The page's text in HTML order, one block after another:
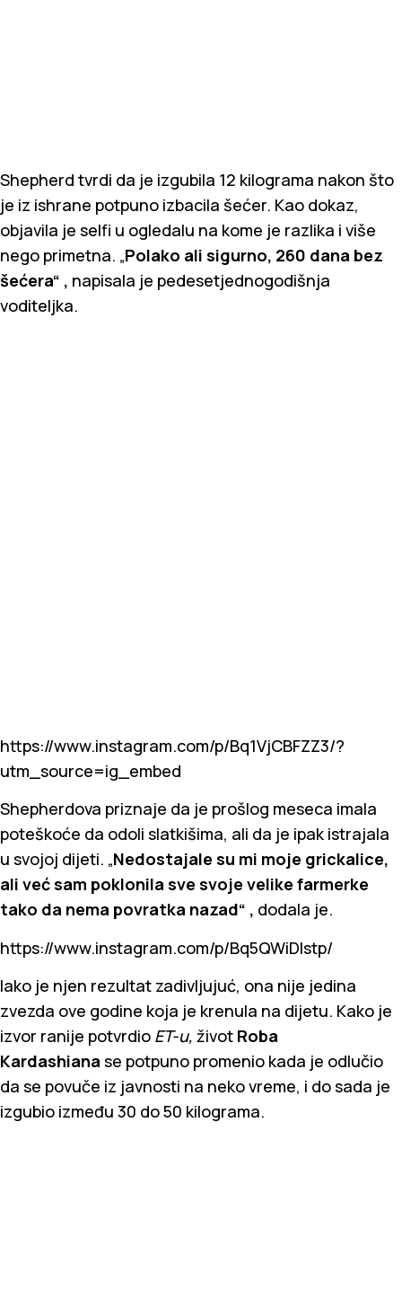
Shepherd tvrdi da je izgubila 12 kilograma nakon što
je iz ishrane potpuno izbacila šećer. Kao dokaz,
objavila je selfi u ogledalu na kome je razlika i više
nego primetna. „Polako ali sigurno, 260 dana bez
šećera“ , napisala je pedesetjednogodišnja
voditeljka.
https://www.instagram.com/p/Bq1VjCBFZZ3/?
utm_source=ig_embed
Shepherdova priznaje da je prošlog meseca imala
poteškoće da odoli slatkišima, ali da je ipak istrajala
u svojoj dijeti. „Nedostajale su mi moje grickalice,
ali već sam poklonila sve svoje velike farmerke
tako da nema povratka nazad“ , dodala je.
https://www.instagram.com/p/Bq5QWiDlstp/
Iako je njen rezultat zadivljujuć, ona nije jedina
zvezda ove godine koja je krenula na dijetu. Kako je
izvor ranije potvrdio ET-u, život Roba
Kardashiana se potpuno promenio kada je odlučio
da se povuče iz javnosti na neko vreme, i do sada je
izgubio između 30 do 50 kilograma.